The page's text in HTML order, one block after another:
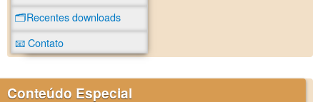
🗂️Recentes downloads
📧 Contato
Conteúdo Especial